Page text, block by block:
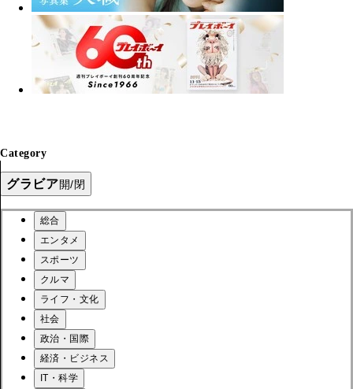
Category
グラビア開/閉
総合
エンタメ
スポーツ
クルマ
ライフ・文化
社会
政治・国際
経済・ビジネス
IT・科学